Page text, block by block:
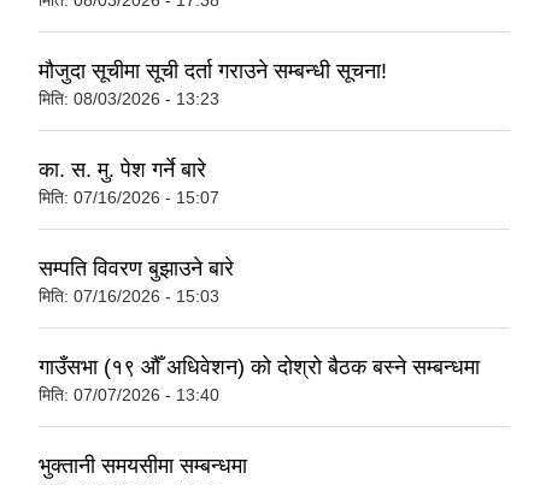
मौजुदा सूचीमा सूची दर्ता गराउने सम्बन्धी सूचना!
मिति: 08/03/2026 - 13:23
का. स. मु. पेश गर्ने बारे
मिति: 07/16/2026 - 15:07
सम्पति विवरण बुझाउने बारे
मिति: 07/16/2026 - 15:03
गाउँसभा (१९ औँ अधिवेशन) को दोश्रो बैठक बस्ने सम्बन्धमा
मिति: 07/07/2026 - 13:40
भुक्तानी समयसीमा सम्बन्धमा